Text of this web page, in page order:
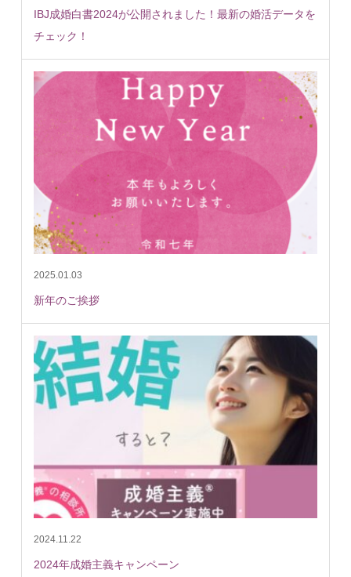
IBJ成婚白書2024が公開されました！最新の婚活データを
チェック！
2025.01.03
新年のご挨拶
2024.11.22
2024年成婚主義キャンペーン